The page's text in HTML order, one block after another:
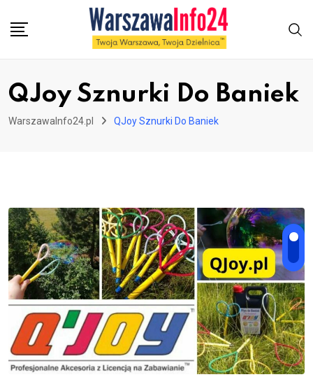
QJoy Sznurki Do Baniek
WarszawaInfo24.pl QJoy Sznurki Do Baniek